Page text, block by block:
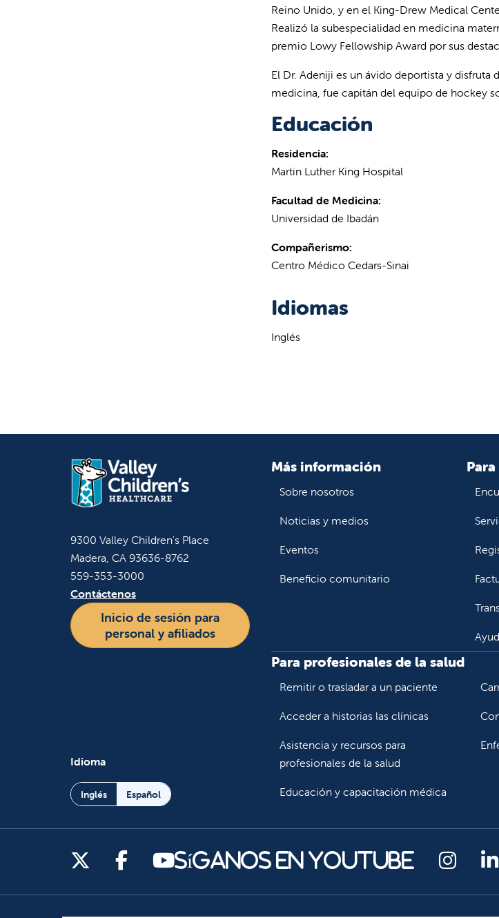
Reino Unido, y en el King-Drew Medical
Realizó la subespecialidad en medicina
premio Lowy Fellowship Award por sus
El Dr. Adeniji es un ávido deportista y
medicina, fue capitán del equipo de hockey
Educación
Residencia:
Martin Luther King Hospital
Facultad de Medicina:
Universidad de Ibadán
Compañerismo:
Centro Médico Cedars-Sinai
Idiomas
Inglés
9300 Valley Children's Place
Madera, CA 93636-8762
559-353-3000
Contáctenos
Inicio de sesión para
personal y afiliados
Idioma
Inglés Español
Más información
Sobre nosotros
Noticias y medios
Eventos
Beneficio comunitario
Para profesionales de la salud
Remitir o trasladar a un paciente
Acceder a historias las clínicas
Asistencia y recursos para
profesionales de la salud
Educación y capacitación médica
Síganos en X
Síganos en Facebook
Síganos en YouTube